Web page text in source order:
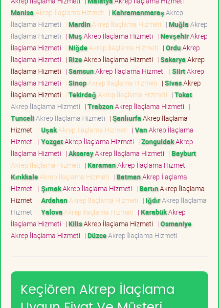
Manisa Akrep İlaçlama Hizmeti | KahramanmaraşAkrep
İlaçlama Hizmeti | MardinAkrep İlaçlama Hizmeti | MuğlaAkrep
İlaçlama Hizmeti | MuşAkrep İlaçlama Hizmeti | NevşehirAkrep
İlaçlama Hizmeti | NiğdeAkrep İlaçlama Hizmeti | OrduAkrep
İlaçlama Hizmeti | RizeAkrep İlaçlama Hizmeti | SakaryaAkrep
İlaçlama Hizmeti | SamsunAkrep İlaçlama Hizmeti | SiirtAkrep
İlaçlama Hizmeti | SinopAkrep İlaçlama Hizmeti | SivasAkrep
İlaçlama Hizmeti | Tekirdağ Akrep İlaçlama Hizmeti | Tokat
Akrep İlaçlama Hizmeti | TrabzonAkrep İlaçlama Hizmeti |
TunceliAkrep İlaçlama Hizmeti | ŞanlıurfaAkrep İlaçlama
Hizmeti | UşakAkrep İlaçlama Hizmeti | VanAkrep İlaçlama
Hizmeti | YozgatAkrep İlaçlama Hizmeti | ZonguldakAkrep
İlaçlama Hizmeti | AksarayAkrep İlaçlama Hizmeti | Bayburt
Akrep İlaçlama Hizmeti | KaramanAkrep İlaçlama Hizmeti |
KırıkkaleAkrep İlaçlama Hizmeti | BatmanAkrep İlaçlama
Hizmeti | ŞırnakAkrep İlaçlama Hizmeti | BartınAkrep İlaçlama
Hizmeti | ArdahanAkrep İlaçlama Hizmeti | IğdırAkrep İlaçlama
Hizmeti | Yalova Akrep İlaçlama Hizmeti | KarabükAkrep
İlaçlama Hizmeti | KilisAkrep İlaçlama Hizmeti | Osmaniye
Akrep İlaçlama Hizmeti | DüzceAkrep İlaçlama Hizmeti
Keçiören Akrep İlaçlama